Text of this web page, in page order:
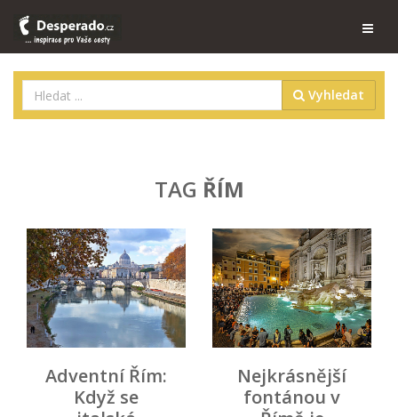
Vyhledat
TAG ŘÍM
Adventní Řím:
Když se
Nejkrásnější
fontánou v